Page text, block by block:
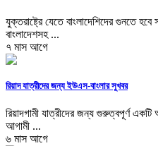
যুক্তরাষ্ট্রে যেতে বাংলাদেশিদের গুনতে
বাংলাদেশসহ ...
৭ মাস আগে
রিয়াদ যাত্রীদের জন্য ইউএস-বাংলার সুখবর
রিয়াদগামী যাত্রীদের জন্য গুরুত্বপূর্ণ
আগামী ...
৬ মাস আগে